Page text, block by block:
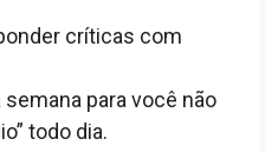
críticas com
para você não
todo dia.